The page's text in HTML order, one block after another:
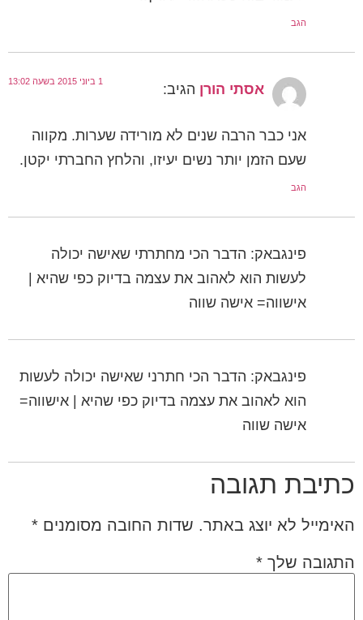
הגב
אסתי הורן הגיב: 1 ביוני 2015 בשעה 13:02
אני כבר הרבה שנים לא מורידה שערות. מקווה
שעם הזמן יותר נשים יעיזו, והלחץ החברתי יקטן.
הגב
פינגבאק: הדבר הכי מחתרתי שאישה יכולה
לעשות הוא לאהוב את עצמה בדיוק כפי שהיא |
אישווה= אישה שווה
פינגבאק: הדבר הכי חתרני שאישה יכולה לעשות
הוא לאהוב את עצמה בדיוק כפי שהיא | אישווה=
אישה שווה
כתיבת תגובה
האימייל לא יוצג באתר. שדות החובה מסומנים *
התגובה שלך *